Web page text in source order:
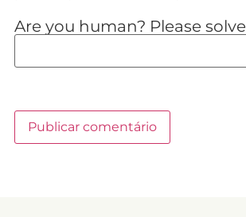
Are you human? Please